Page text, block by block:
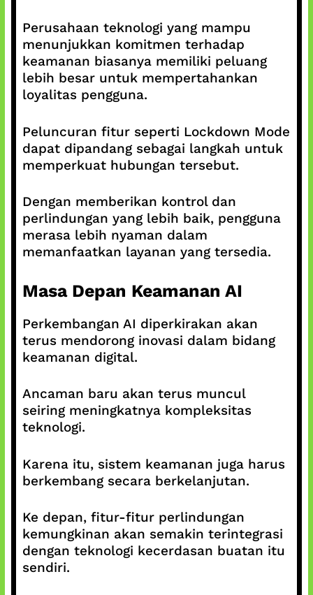
Perusahaan teknologi yang mampu
menunjukkan komitmen terhadap
keamanan biasanya memiliki peluang
lebih besar untuk mempertahankan
loyalitas pengguna.
Peluncuran fitur seperti Lockdown Mode
dapat dipandang sebagai langkah untuk
memperkuat hubungan tersebut.
Dengan memberikan kontrol dan
perlindungan yang lebih baik, pengguna
merasa lebih nyaman dalam
memanfaatkan layanan yang tersedia.
Masa Depan Keamanan AI
Perkembangan AI diperkirakan akan
terus mendorong inovasi dalam bidang
keamanan digital.
Ancaman baru akan terus muncul
seiring meningkatnya kompleksitas
teknologi.
Karena itu, sistem keamanan juga harus
berkembang secara berkelanjutan.
Ke depan, fitur-fitur perlindungan
kemungkinan akan semakin terintegrasi
dengan teknologi kecerdasan buatan itu
sendiri.